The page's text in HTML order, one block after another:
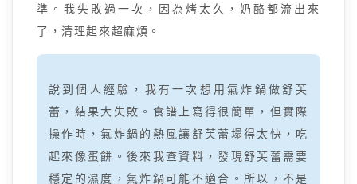
準。我失敗過一次，因為烤太久，奶酪都流出來
了，清理起來超麻煩。
說到個人經驗，我有一次想用氣炸鍋做舒芙
蕾，結果大失敗。食譜上寫得很簡單，但實際
操作時，氣炸鍋的熱風讓舒芙蕾塌得太快，吃
起來像蛋餅。後來我查資料，發現舒芙蕾需要
穩定的濕度，氣炸鍋可能不適合。所以，不是